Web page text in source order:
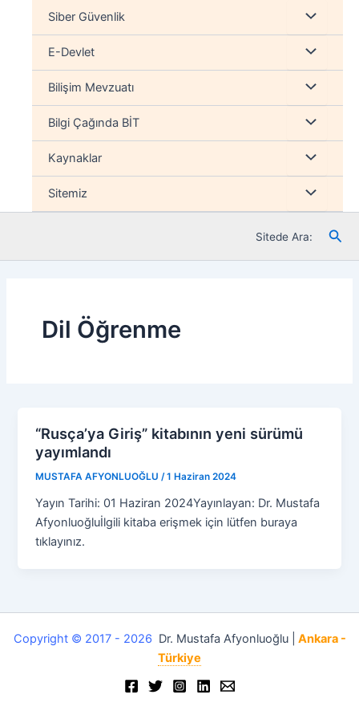
Siber Güvenlik Menu
düğmesi
E-Devlet Menu
düğmesi
Bilişim Mevzuatı Menu
düğmesi
Bilgi Çağında BİT Menu
düğmesi
Kaynaklar Menu
düğmesi
Sitemiz Menu
düğmesi
Sitede Ara:
Dil Öğrenme
“Rusça’ya Giriş” kitabının yeni sürümü
yayımlandı
MUSTAFA AFYONLUOĞLU/1 Haziran 2024
Yayın Tarihi: 01 Haziran 2024Yayınlayan: Dr. Mustafa
Afyonluoğluİlgili kitaba erişmek için lütfen buraya
tıklayınız.
Copyright © 2017 - 2026 Dr. Mustafa Afyonluoğlu |
Ankara -
Türkiye